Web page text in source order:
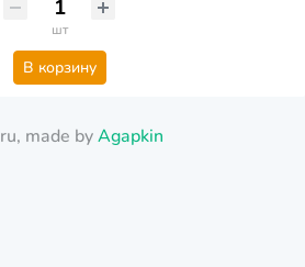
шт
В корзину
made byAgapkin